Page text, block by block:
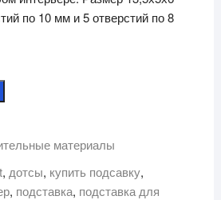
по 10 мм и 5 отверстий по 8
материалы
, дотсы, купить подсавку,
, подставка, подставка для